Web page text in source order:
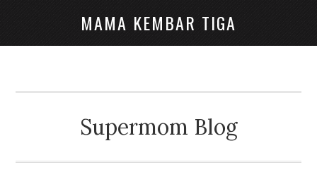
MAMA KEMBAR TIGA
Supermom Blog